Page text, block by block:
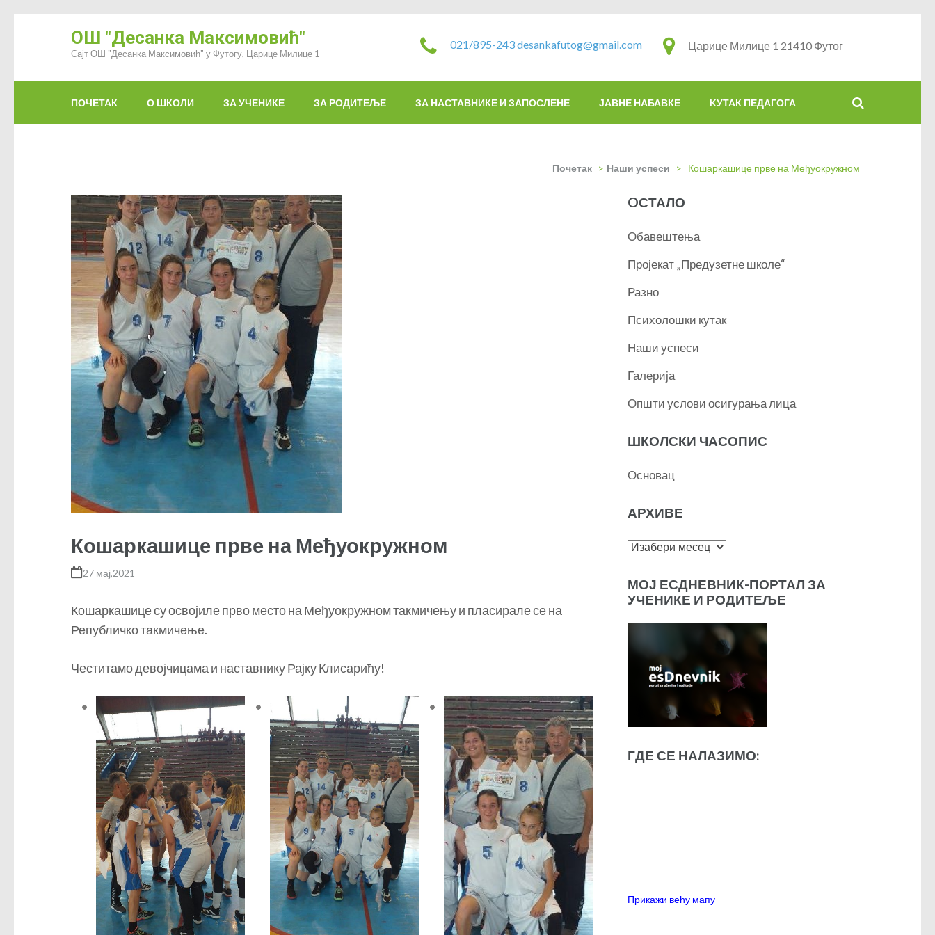
ОШ "Десанка Максимовић"
Сајт ОШ "Десанка Максимовић" у Футогу, Царице Милице 1
Царице Милице 1 21410 Футог
021/895-243desankafutog@gmail.com
ПОЧЕТАК О ШКОЛИ ЗА УЧЕНИКЕ ЗА РОДИТЕЉЕ ЗА НАСТАВНИКЕ И ЗАПОСЛЕНЕ ЈАВНЕ НАБАВКЕ KУТАК ПЕДАГОГА
Почетак > Наши успеси > Кошаркашице прве на Међуокружном
Кошаркашице прве на Међуокружном
27 мај,2021
Кошаркашице су освојиле прво место на Међуокружном такмичењу и пласирале се на
Републичко такмичење.
Честитамо девојчицама и наставнику Рајку Клисарићу!
OСТАЛО
Обавештења
Пројекат „Предузетне школе“
Разно
Психолошки кутак
Наши успеси
Галерија
Општи услови осигурања лица
ШКОЛСКИ ЧАСОПИС
Основац
АРХИВЕ
Архиве
МОЈ ЕСДНЕВНИК-ПОРТАЛ ЗА
УЧЕНИКЕ И РОДИТЕЉЕ
ГДЕ СЕ НАЛАЗИМО:
Прикажи већу мапу